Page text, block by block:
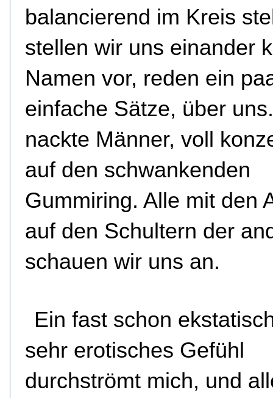
balancierend im Kreis
stellen wir uns einander
Namen vor, reden ein
einfache Sätze, über
nackte Männer, voll
auf den schwankenden
Gummiring. Alle mit den
auf den Schultern der
schauen wir uns an.
Ein fast schon
sehr erotisches Gefühl
durchströmt mich, und